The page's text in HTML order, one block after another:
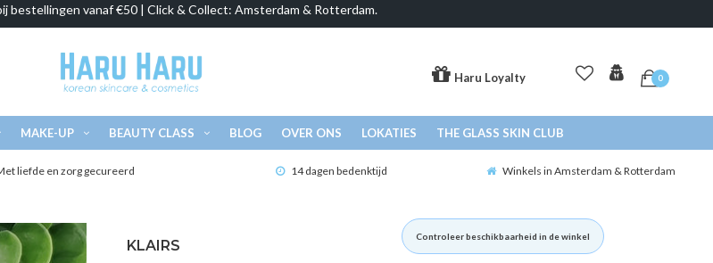
bestellingen vanaf €50 | Click & Collect: Amsterdam & Rotterdam.
Haru Loyalty 0
MAKE-UP BEAUTY CLASS BLOG OVER ONS LOKATIES THE GLASS SKIN CLUB
liefde en zorg gecureerd 14 dagen bedenktijd Winkels in Amsterdam & Rotterdam
Controleer beschikbaarheid in de winkel
KLAIRS